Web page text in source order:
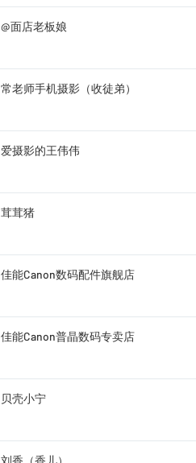
@面店老板娘
常老师手机摄影（收徒弟）
爱摄影的王伟伟
茸茸猪
佳能Canon数码配件旗舰店
佳能Canon普晶数码专卖店
贝壳小宁